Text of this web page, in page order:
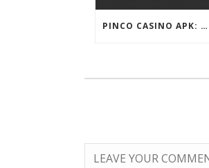
PINCO CASINO APK: OYUN SEÇIMLƏRININ İCMALI